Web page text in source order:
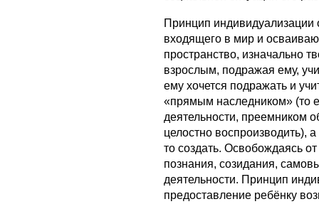
Принцип индивидуализации
входящего в мир и
пространство, изначально
взрослым, подражая ему,
ему хочется подражать и
«прямым наследником» (то
деятельности, преемником
целостно воспроизводить),
то создать. Освобождаясь
познания, созидания,
деятельности. Принцип
предоставление ребёнку